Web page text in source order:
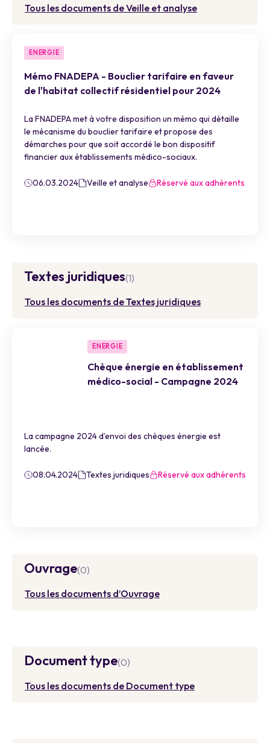
Tous les documents de Veille et analyse
ENERGIE
Mémo FNADEPA - Bouclier tarifaire en faveur
de l'habitat collectif résidentiel pour 2024
La FNADEPA met à votre disposition un mémo qui détaille
le mécanisme du bouclier tarifaire et propose des
démarches pour que soit accordé le bon dispositif
financier aux établissements médico-sociaux.
06.03.2024 Veille et analyse Réservé aux adhérents
Textes juridiques(1)
Tous les documents de Textes juridiques
ENERGIE
Chèque énergie en établissement
médico-social - Campagne 2024
La campagne 2024 d’envoi des chèques énergie est
lancée.
08.04.2024 Textes juridiques Réservé aux adhérents
Ouvrage(0)
Tous les documents d’Ouvrage
Document type(0)
Tous les documents de Document type